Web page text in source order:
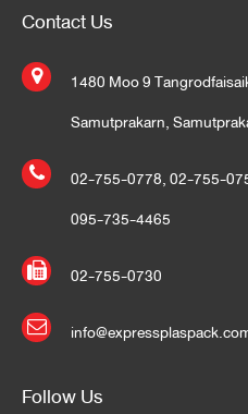
Contact Us
1480 Moo 9
Samutprakarn,
02-755-0778,02-755-
095-735-4465
02-755-0730
Follow Us